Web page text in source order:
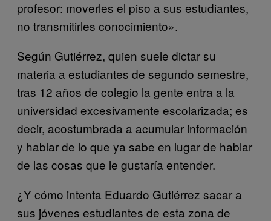
profesor: moverles el piso a sus estudiantes,
no transmitirles conocimiento».
Según Gutiérrez, quien suele dictar su
materia a estudiantes de segundo semestre,
tras 12 años de colegio la gente entra a la
universidad excesivamente escolarizada; es
decir, acostumbrada a acumular información
y hablar de lo que ya sabe en lugar de hablar
de las cosas que le gustaría entender.
¿Y cómo intenta Eduardo Gutiérrez sacar a
sus jóvenes estudiantes de esta zona de